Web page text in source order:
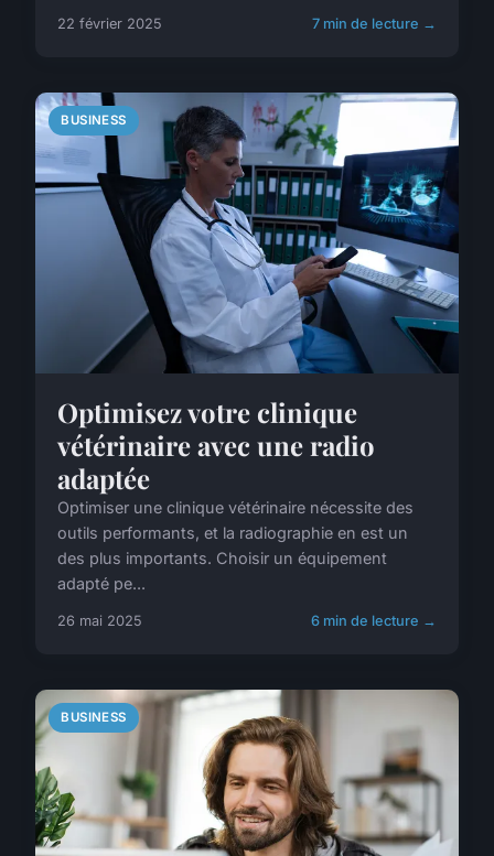
22 février 2025 7 min de lecture →
BUSINESS
Optimisez votre clinique
vétérinaire avec une radio
adaptée
Optimiser une clinique vétérinaire nécessite des
outils performants, et la radiographie en est un
des plus importants. Choisir un équipement
adapté pe...
26 mai 2025 6 min de lecture →
BUSINESS